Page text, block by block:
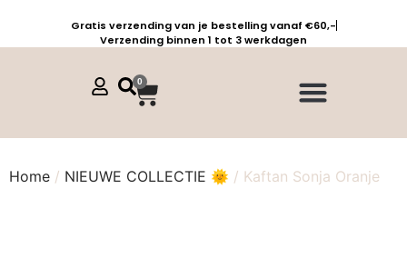
Gratis verzending van je bestelling vanaf €60,-
Verzending binnen 1 tot 3 werkdagen
0
Home / NIEUWE COLLECTIE 🌞 / Kaftan Sonja Oranje